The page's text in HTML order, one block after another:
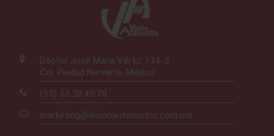
Doctor José María Vértiz 734-3
Col. Piedad Narvarte, México
(55) 55.38.40.70
marketing@visionautomotriz.com.mx